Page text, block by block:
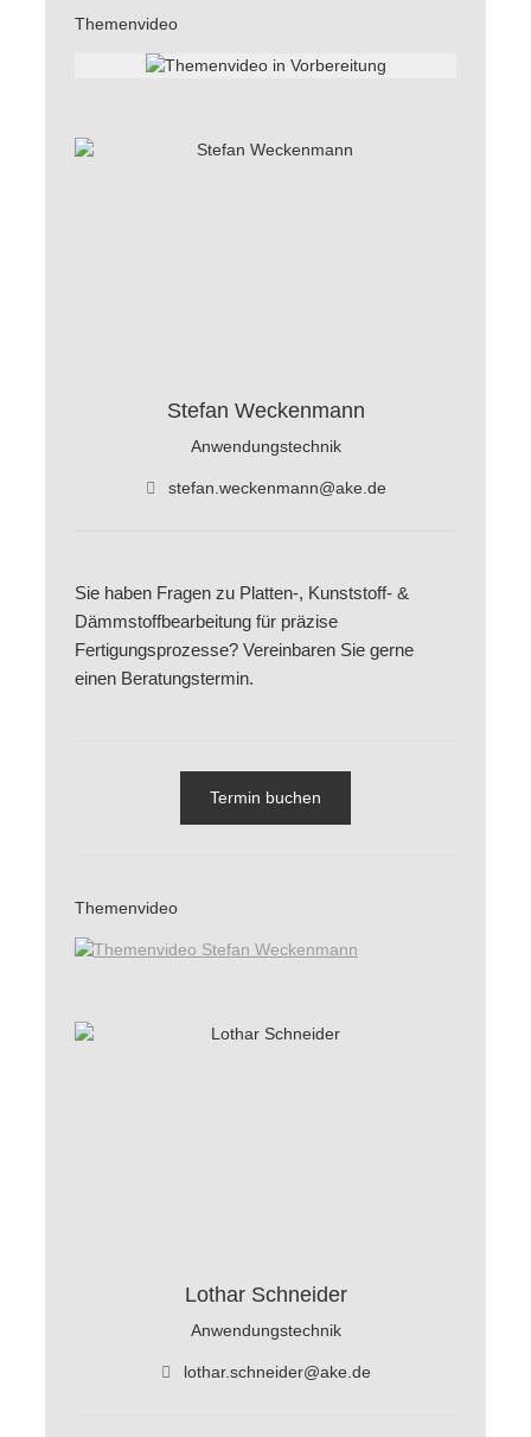
Themenvideo
Stefan Weckenmann
Anwendungstechnik
stefan.weckenmann@ake.de
Sie haben Fragen zu Platten-, Kunststoff- &
Dämmstoffbearbeitung für präzise
Fertigungsprozesse? Vereinbaren Sie gerne
einen Beratungstermin.
Termin buchen
Themenvideo
Lothar Schneider
Anwendungstechnik
lothar.schneider@ake.de